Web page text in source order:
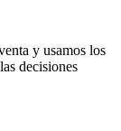
y usamos los
decisiones